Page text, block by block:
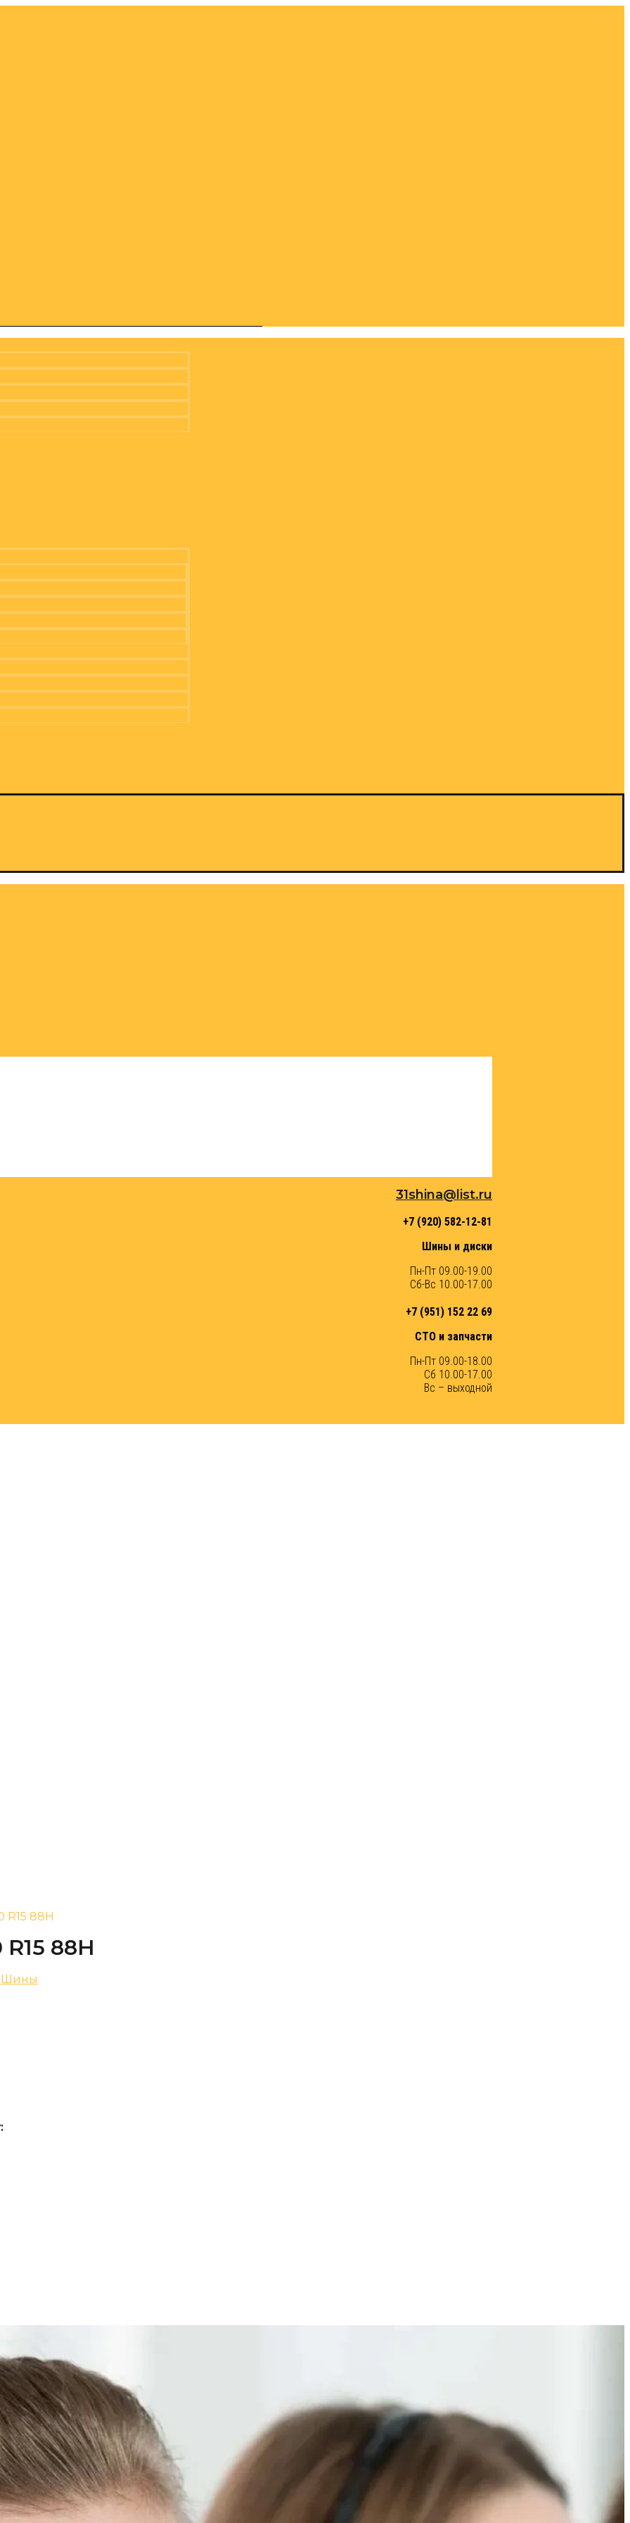
31shina@list.ru
+7 (920) 582-12-81
Шины и диски
Пн-Пт 09.00-19.00
Сб-Вс 10.00-17.00
+7 (951) 152 22 69
СТО и запчасти
Пн-Пт 09.00-18.00
Сб 10.00-17.00
Вс – выходной
R15 88H
88H
Шины